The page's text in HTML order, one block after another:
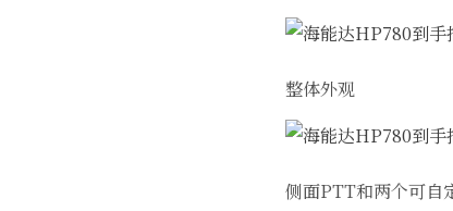
整体外观
侧面PTT和两个可自